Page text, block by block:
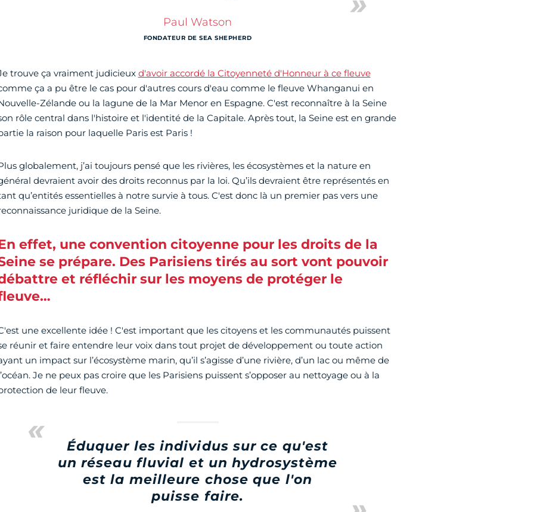
Paul Watson
FONDATEUR DE SEA SHEPHERD
trouve ça vraiment judicieux d'avoir accordé la Citoyenneté d'Honneur à ce fleuve
ça a pu être le cas pour d'autres cours d'eau comme le fleuve Whanganui en
Zélande ou la lagune de la Mar Menor en Espagne. C'est reconnaître à la Seine
rôle central dans l'histoire et l'identité de la Capitale. Après tout, la Seine est en grande
la raison pour laquelle Paris est Paris !
globalement, j’ai toujours pensé que les rivières, les écosystèmes et la nature en
devraient avoir des droits reconnus par la loi. Qu’ils devraient être représentés en
qu’entités essentielles à notre survie à tous. C'est donc là un premier pas vers une
juridique de la Seine.
effet, une convention citoyenne pour les droits de la
se prépare. Des Parisiens tirés au sort vont pouvoir
et réfléchir sur les moyens de protéger le
une excellente idée ! C'est important que les citoyens et les communautés puissent
réunir et faire entendre leur voix dans tout projet de développement ou toute action
un impact sur l’écosystème marin, qu’il s’agisse d’une rivière, d’un lac ou même de
Je ne peux pas croire que les Parisiens puissent s’opposer au nettoyage ou à la
de leur fleuve.
Éduquer les individus sur ce qu'est
un réseau fluvial et un hydrosystème
est la meilleure chose que l'on
puisse faire.